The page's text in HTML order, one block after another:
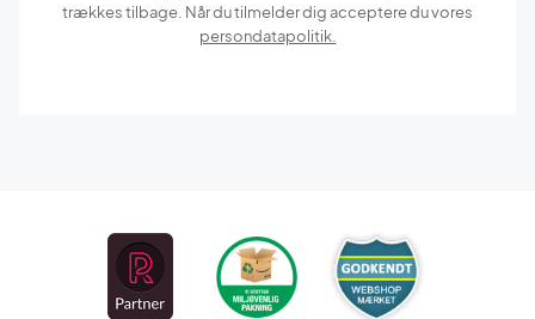
trækkes tilbage. Når du tilmelder dig acceptere du vores
persondatapolitik.